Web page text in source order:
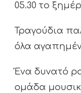
05.30 το
Τραγούδια
όλα
Ένα δυνατό
ομάδα